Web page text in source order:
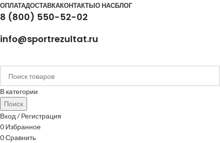
ОПЛАТАДОСТАВКАКОНТАКТЫО НАСБЛОГ
8 (800) 550-52-02
info@sportrezultat.ru
В категории
Поиск
Вход / Регистрация
0 Избранное
0Сравнить